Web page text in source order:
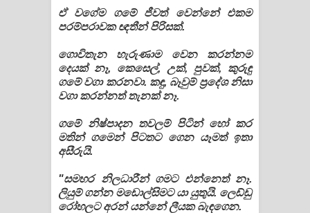
ඒ වගේම ගමේ ජීවත් වෙන්නේ එකම
පරම්පරාවක ඥතීන් පිරිසක්.
ගොවිතැන හැරුණාම වෙන කරන්නම
දෙයක් නෑ, කෙසෙල්, උක්, පුවක්, කුරුඳු
ගමේ වගා කරනවා. කඳු, බෑවුම් ප්‍රදේශ නිසා
වගා කරන්නත් තැනක් නෑ.
ගමේ නිෂ්පාදන තවලම් පිටින් හෝ කර
මතින් ගමෙන් පිටතට ගෙන යෑමත් ඉතා
අසීරුයි.
"සමහර නිලධාරීන් ගමට එන්නෙත් නෑ.
ලියුම් ගන්න මඩොල්සිමට යා යුතුයි. ලෙඩ්ඩු
රෝහලට අරන් යන්නේ ලීයක බැඳගෙන.